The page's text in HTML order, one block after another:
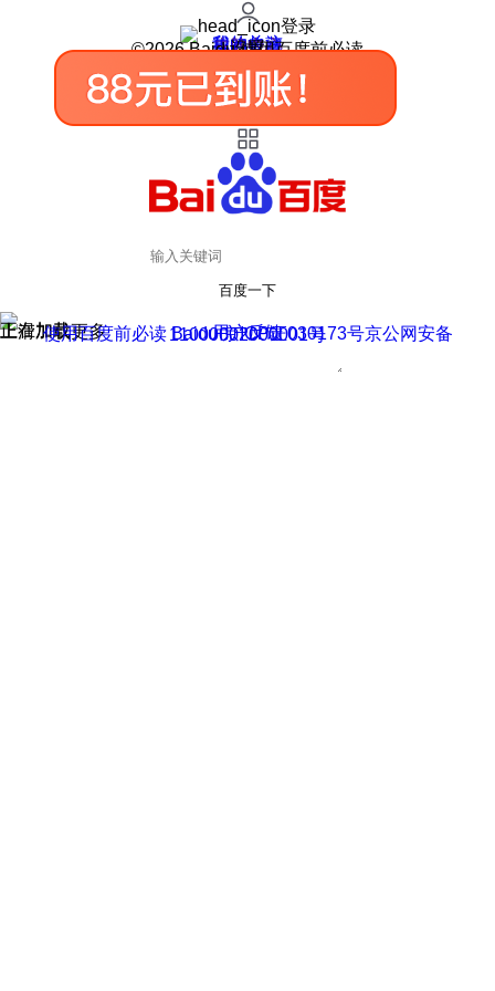
登录
我的关注
我的收藏
皮肤中心
用户反馈
设置
©2026 Baidu 使用百度前必读
百度一下
正在加载
上滑加载更多 用户反馈
使用百度前必读 Baidu 京ICP证030173号
京公网安备11000002000001号